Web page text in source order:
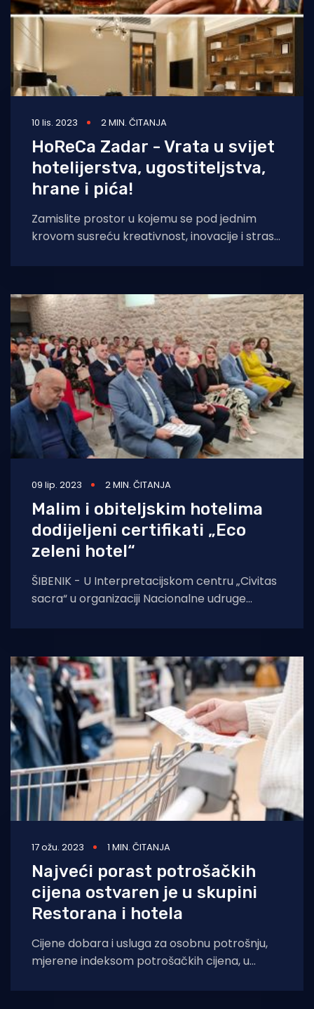
10 lis. 2023 2 MIN. ČITANJA
HoReCa Zadar - Vrata u svijet
hotelijerstva, ugostiteljstva,
hrane i pića!
Zamislite prostor u kojemu se pod jednim
krovom susreću kreativnost, inovacije i strast
gdje imate
09 lip. 2023 2 MIN. ČITANJA
Malim i obiteljskim hotelima
dodijeljeni certifikati „Eco
zeleni hotel“
ŠIBENIK - U Interpretacijskom centru „Civitas
sacra“ u organizaciji Nacionalne udruge
konferencija „Održiva
17 ožu. 2023 1 MIN. ČITANJA
Najveći porast potrošačkih
cijena ostvaren je u skupini
Restorana i hotela
Cijene dobara i usluga za osobnu potrošnju,
mjerene indeksom potrošačkih cijena, u